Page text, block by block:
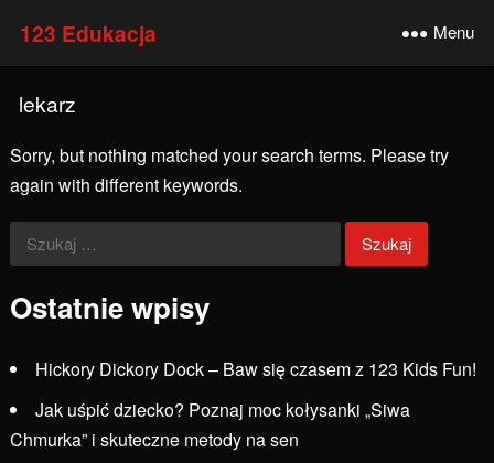
123 Edukacja Menu
lekarz
Sorry, but nothing matched your search terms. Please try
again with different keywords.
Szukaj:
Ostatnie wpisy
Hickory Dickory Dock – Baw się czasem z 123 Kids Fun!
Jak uśpić dziecko? Poznaj moc kołysanki „Siwa
Chmurka” i skuteczne metody na sen